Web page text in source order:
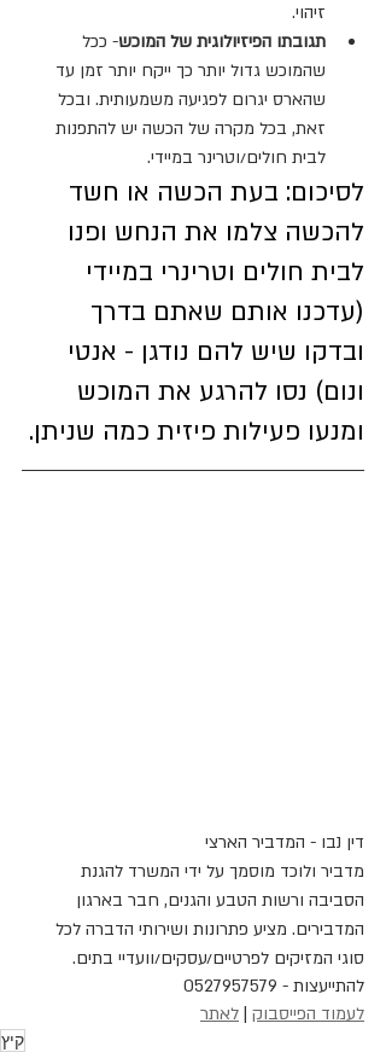
זיהוי.
תגובתו הפיזיולוגית של המוכש- ככל
שהמוכש גדול יותר כך ייקח יותר זמן עד
שהארס יגרום לפגיעה משמעותית. ובכל
זאת, בכל מקרה של הכשה יש להתפנות
לבית חולים/וטרינר במיידי.
לסיכום: בעת הכשה או חשד
להכשה צלמו את הנחש ופנו
לבית חולים וטרינרי במיידי
(עדכנו אותם שאתם בדרך
ובדקו שיש להם נודגן - אנטי
ונום) נסו להרגע את המוכש
ומנעו פעילות פיזית כמה שניתן.
דין נבו - המדביר הארצי
מדביר ולוכד מוסמך על ידי המשרד להגנת
הסביבה ורשות הטבע והגנים, חבר בארגון
המדבירים. מציע פתרונות ושירותי הדברה לכל
סוגי המזיקים לפרטיים/עסקים/וועדיי בתים.
להתייעצות - 0527957579
לעמוד הפייסבוק לאתר
קיץ